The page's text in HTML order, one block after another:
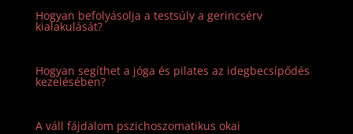
Hogyan befolyásolja a testsúly a gerincsérv
kialakulását?
Hogyan segíthet a jóga és pilates az idegbecsípődés
kezelésében?
A váll fájdalom pszichoszomatikus okai